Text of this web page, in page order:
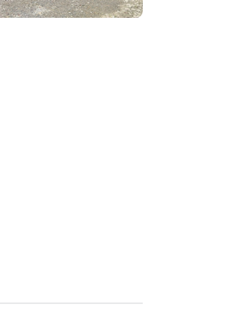
en buen estado. La